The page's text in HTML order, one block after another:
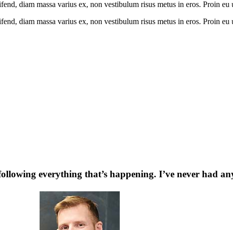
diam massa varius ex, non vestibulum risus metus in eros. Proin
diam massa varius ex, non vestibulum risus metus in eros. Proin
everything that’s happening. I’ve never had